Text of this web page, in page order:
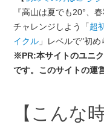
『高山は夏でも20°、
チャレンジしよう「超
イクル」レベルで"初め
※PR:本サイトのユニ
です。このサイトの運
【こんな